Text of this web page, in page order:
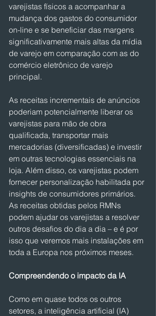
varejistas físicos a acompanhar a
mudança dos gastos do consumidor
on-line e se beneficiar das margens
significativamente mais altas da mídia
de varejo em comparação com as do
comércio eletrônico de varejo
principal.
As receitas incrementais de anúncios
poderiam potencialmente liberar os
varejistas para mão de obra
qualificada, transportar mais
mercadorias (diversificadas) e investir
em outras tecnologias essenciais na
loja. Além disso, os varejistas podem
fornecer personalização habilitada por
insights de consumidores primários.
As receitas obtidas pelos RMNs
podem ajudar os varejistas a resolver
outros desafios do dia a dia – e é por
isso que veremos mais instalações em
toda a Europa nos próximos meses.
Compreendendo o impacto da IA
Como em quase todos os outros
setores, a inteligência artificial (IA)